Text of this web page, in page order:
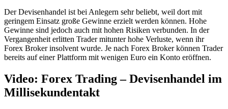
Der Devisenhandel ist bei Anlegern sehr beliebt, weil dort mit
geringem Einsatz große Gewinne erzielt werden können. Hohe
Gewinne sind jedoch auch mit hohen Risiken verbunden. In der
Vergangenheit erlitten Trader mitunter hohe Verluste, wenn ihr
Forex Broker insolvent wurde. Je nach Forex Broker können Trader
bereits auf einer Plattform mit wenigen Euro ein Konto eröffnen.
Video: Forex Trading – Devisenhandel im
Millisekundentakt